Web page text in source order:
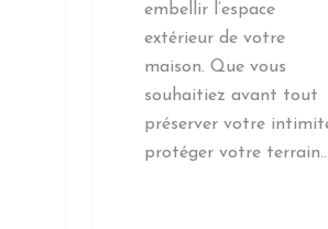
embellir l’espace
extérieur de votre
maison. Que vous
souhaitiez avant tout
préserver votre
protéger votre